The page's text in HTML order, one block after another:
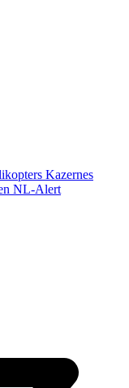
Kazernes
NL-Alert